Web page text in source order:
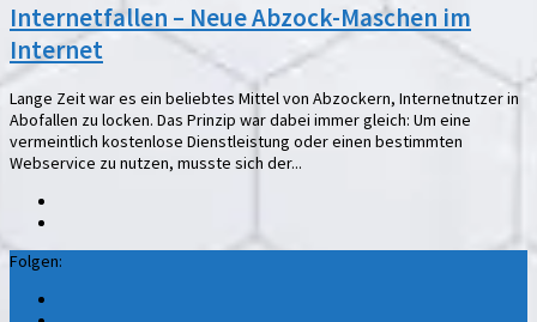
Internetfallen – Neue Abzock-Maschen im
Internet
Lange Zeit war es ein beliebtes Mittel von Abzockern, Internetnutzer in
Abofallen zu locken. Das Prinzip war dabei immer gleich: Um eine
vermeintlich kostenlose Dienstleistung oder einen bestimmten
Webservice zu nutzen, musste sich der...
Folgen: